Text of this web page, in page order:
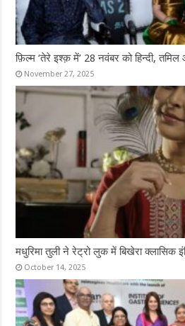
फ़िल्म ‘तेरे इश्क़ में’ 28 नवंबर को हिन्दी,
November 27, 2025
मधुरिमा तुली ने रेट्रो लुक में बिखेरा क्लासिक
October 14, 2025